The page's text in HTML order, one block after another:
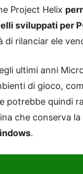
Project Helix
sviluppati per
rilanciar ele
ultimi anni
di gioco,
potrebbe quindi
che conserva
.